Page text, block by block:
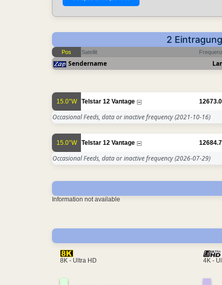
2
Pos Satellit Frequenz
Sendername
15.0°W Telstar 12 Vantage
Occasional Feeds, data or inactive frequency(2021-10-16)
15.0°W Telstar 12 Vantage
Occasional Feeds, data or inactive frequency(2026-07-29)
Information not available
8K - Ultra HD 4K -